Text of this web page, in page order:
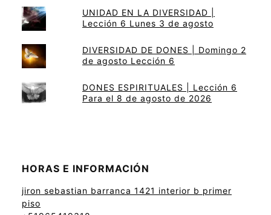
UNIDAD EN LA DIVERSIDAD |
Lección 6 Lunes 3 de agosto
DIVERSIDAD DE DONES | Domingo 2
de agosto Lección 6
DONES ESPIRITUALES | Lección 6
Para el 8 de agosto de 2026
HORAS E INFORMACIÓN
jiron sebastian barranca 1421 interior b primer
piso